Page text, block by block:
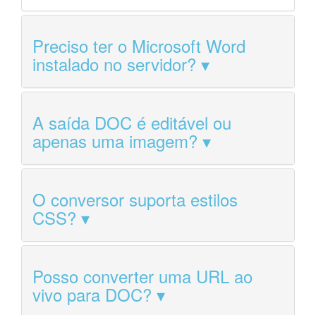
Preciso ter o Microsoft Word
instalado no servidor?
A saída DOC é editável ou
apenas uma imagem?
O conversor suporta estilos
CSS?
Posso converter uma URL ao
vivo para DOC?